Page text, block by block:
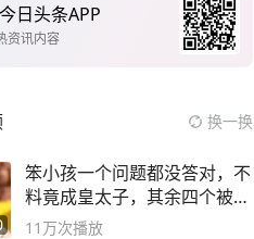
日头条APP
资讯内容
换一换
笨小孩一个问题都没答对，不
料竟成皇太子，其余四个被处
死
11万次播放